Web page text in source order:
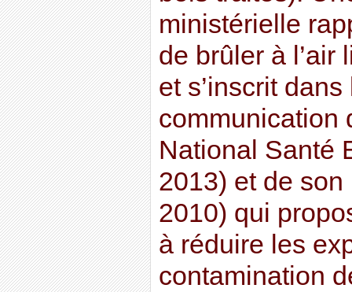
ministérielle
de brûler à l’air
et s’inscrit
communication
National Santé
2013) et de
2010) qui
à réduire les
contamination